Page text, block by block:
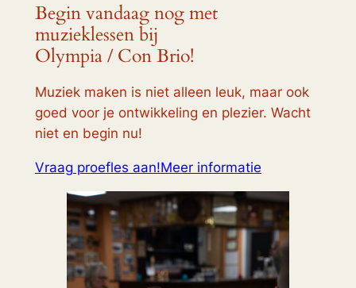
Begin vandaag nog met
muzieklessen bij
Olympia / Con Brio!
Muziek maken is niet alleen leuk, maar ook
goed voor je ontwikkeling en plezier. Wacht
niet en begin nu!
Vraag proefles aan!Meer informatie